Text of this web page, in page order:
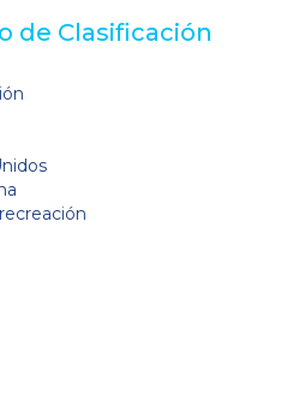
de Clasificación